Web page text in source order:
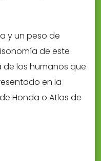
y un peso de
de este
los humanos que
en la
Honda o Atlas de